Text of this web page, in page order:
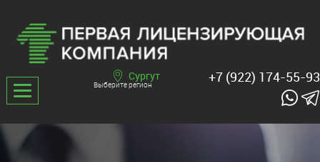
Сургут
Выберите регион +7 (922) 174-55-93